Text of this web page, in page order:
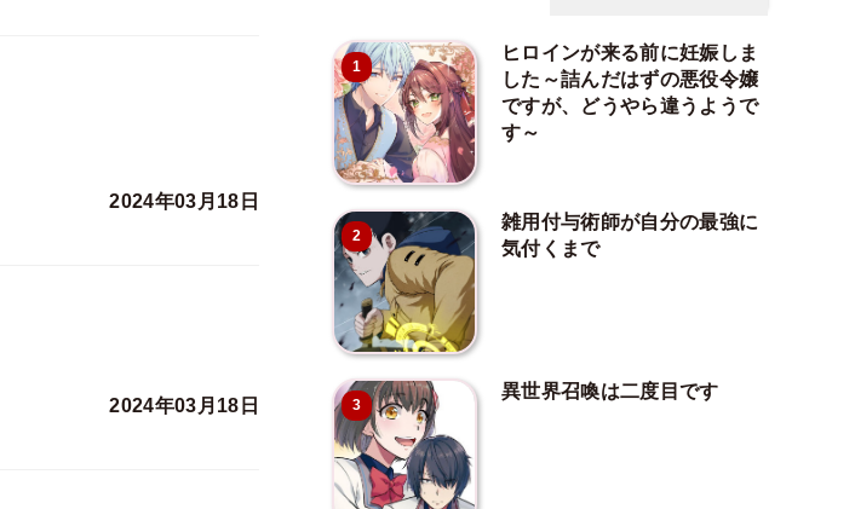
2024年03月18日
2024年03月18日
1
ヒロインが来る前に妊娠しま
した～詰んだはずの悪役令嬢
ですが、どうやら違うようで
す～
2
雑用付与術師が自分の最強に
気付くまで
3
異世界召喚は二度目です